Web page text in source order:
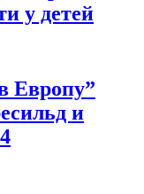
у детей
Европу”
и